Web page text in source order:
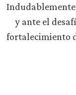
y ante el
fortalecimiento